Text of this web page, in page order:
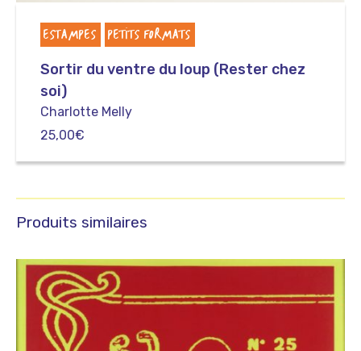
ESTAMPES PETITS FORMATS
Sortir du ventre du loup (Rester chez
soi)
Charlotte Melly
25,00€
Produits similaires